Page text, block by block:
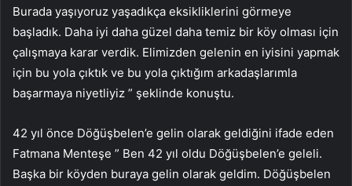
Burada yaşıyoruz yaşadıkça eksikliklerini görmeye
başladık. Daha iyi daha güzel daha temiz bir köy olması için
çalışmaya karar verdik. Elimizden gelenin en iyisini yapmak
için bu yola çıktık ve bu yola çıktığım arkadaşlarımla
başarmaya niyetliyiz ” şeklinde konuştu.
42 yıl önce Döğüşbelen’e gelin olarak geldiğini ifade eden
Fatmana Menteşe ” Ben 42 yıl oldu Döğüşbelen’e geleli.
Başka bir köyden buraya gelin olarak geldim. Döğüşbelen